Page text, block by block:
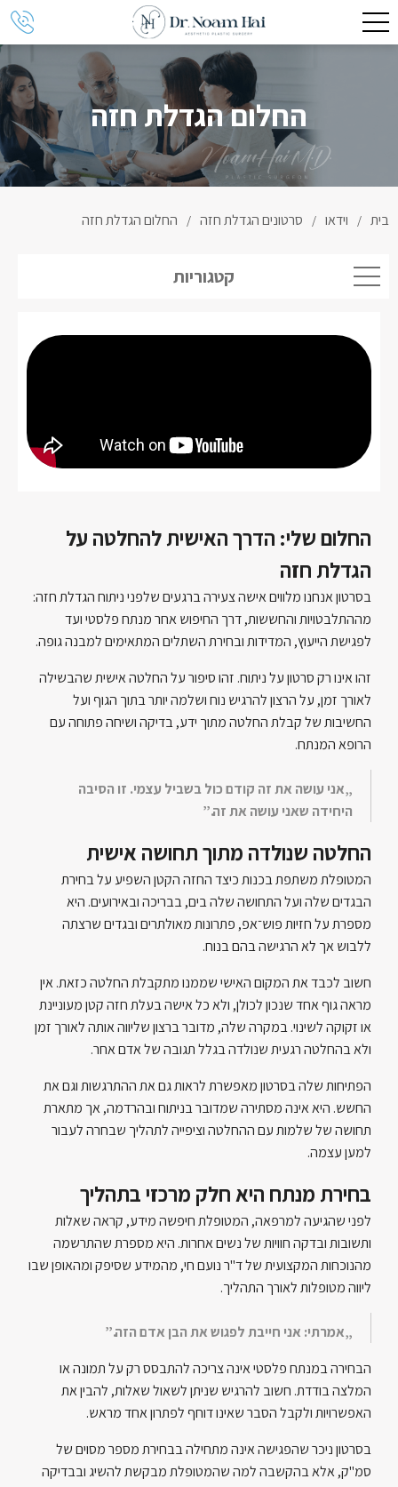
החלום הגדלת חזה
בית / וידאו / סרטונים הגדלת חזה / החלום הגדלת חזה
קטגוריות
החלום שלי: הדרך האישית להחלטה על
הגדלת חזה
בסרטון אנחנו מלווים אישה צעירה ברגעים שלפני ניתוח הגדלת חזה:
מההתלבטויות והחששות, דרך החיפוש אחר מנתח פלסטי ועד
לפגישת הייעוץ, המדידות ובחירת השתלים המתאימים למבנה גופה.
זהו אינו רק סרטון על ניתוח. זהו סיפור על החלטה אישית שהבשילה
לאורך זמן, על הרצון להרגיש נוח ושלמה יותר בתוך הגוף ועל
החשיבות של קבלת החלטה מתוך ידע, בדיקה ושיחה פתוחה עם
הרופא המנתח.
„אני עושה את זה קודם כול בשביל עצמי. זו הסיבה
היחידה שאני עושה את זה.”
החלטה שנולדה מתוך תחושה אישית
המטופלת משתפת בכנות כיצד החזה הקטן השפיע על בחירת
הבגדים שלה ועל התחושה שלה בים, בבריכה ובאירועים. היא
מספרת על חזיות פוש־אפ, פתרונות מאולתרים ובגדים שרצתה
ללבוש אך לא הרגישה בהם בנוח.
חשוב לכבד את המקום האישי שממנו מתקבלת החלטה כזאת. אין
מראה גוף אחד שנכון לכולן, ולא כל אישה בעלת חזה קטן מעוניינת
או זקוקה לשינוי. במקרה שלה, מדובר ברצון שליווה אותה לאורך זמן
ולא בהחלטה רגעית שנולדה בגלל תגובה של אדם אחר.
הפתיחות שלה בסרטון מאפשרת לראות גם את ההתרגשות וגם את
החשש. היא אינה מסתירה שמדובר בניתוח ובהרדמה, אך מתארת
תחושה של שלמות עם ההחלטה וציפייה לתהליך שבחרה לעבור
למען עצמה.
בחירת מנתח היא חלק מרכזי בתהליך
לפני שהגיעה למרפאה, המטופלת חיפשה מידע, קראה שאלות
ותשובות ובדקה חוויות של נשים אחרות. היא מספרת שהתרשמה
מהנוכחות המקצועית של ד"ר נועם חי, מהמידע שסיפק ומהאופן שבו
ליווה מטופלות לאורך התהליך.
„אמרתי: אני חייבת לפגוש את הבן אדם הזה.”
הבחירה במנתח פלסטי אינה צריכה להתבסס רק על תמונה או
המלצה בודדת. חשוב להרגיש שניתן לשאול שאלות, להבין את
האפשרויות ולקבל הסבר שאינו דוחף לפתרון אחד מראש.
בסרטון ניכר שהפגישה אינה מתחילה בבחירת מספר מסוים של
סמ"ק, אלא בהקשבה למה שהמטופלת מבקשת להשיג ובבדיקה